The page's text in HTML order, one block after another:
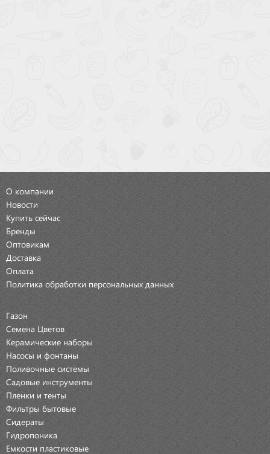
О компании
Новости
Купить сейчас
Бренды
Оптовикам
Доставка
Оплата
Политика обработки персональных данных
Газон
Семена Цветов
Керамические наборы
Насосы и фонтаны
Поливочные системы
Садовые инструменты
Пленки и тенты
Фильтры бытовые
Сидераты
Гидропоника
Емкости пластиковые